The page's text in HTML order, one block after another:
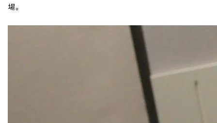
場。